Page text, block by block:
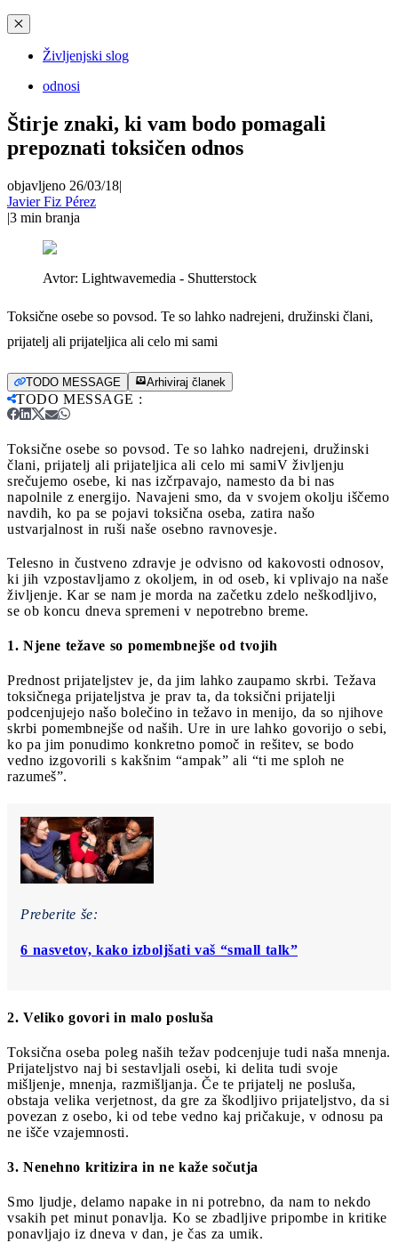
✕
Življenjski slog
odnosi
Štirje znaki, ki vam bodo pomagali
prepoznati toksičen odnos
objavljeno 26/03/18|
Javier Fiz Pérez
|3 min branja
Avtor: Lightwavemedia - Shutterstock
Toksične osebe so povsod. Te so lahko nadrejeni, družinski člani,
prijatelj ali prijateljica ali celo mi sami
TODO MESSAGE Arhiviraj članek
TODO MESSAGE :
Toksične osebe so povsod. Te so lahko nadrejeni, družinski
člani, prijatelj ali prijateljica ali celo mi samiV življenju
srečujemo osebe, ki nas izčrpavajo, namesto da bi nas
napolnile z energijo. Navajeni smo, da v svojem okolju iščemo
navdih, ko pa se pojavi toksična oseba, zatira našo
ustvarjalnost in ruši naše osebno ravnovesje.
Telesno in čustveno zdravje je odvisno od kakovosti odnosov,
ki jih vzpostavljamo z okoljem, in od oseb, ki vplivajo na naše
življenje. Kar se nam je morda na začetku zdelo neškodljivo,
se ob koncu dneva spremeni v nepotrebno breme.
1. Njene težave so pomembnejše od tvojih
Prednost prijateljstev je, da jim lahko zaupamo skrbi. Težava
toksičnega prijateljstva je prav ta, da toksični prijatelji
podcenjujejo našo bolečino in težavo in menijo, da so njihove
skrbi pomembnejše od naših. Ure in ure lahko govorijo o sebi,
ko pa jim ponudimo konkretno pomoč in rešitev, se bodo
vedno izgovorili s kakšnim “ampak” ali “ti me sploh ne
razumeš”.
Preberite še:
6 nasvetov, kako izboljšati vaš “small talk”
2. Veliko govori in malo posluša
Toksična oseba poleg naših težav podcenjuje tudi naša mnenja.
Prijateljstvo naj bi sestavljali osebi, ki delita tudi svoje
mišljenje, mnenja, razmišljanja. Če te prijatelj ne posluša,
obstaja velika verjetnost, da gre za škodljivo prijateljstvo, da si
povezan z osebo, ki od tebe vedno kaj pričakuje, v odnosu pa
ne išče vzajemnosti.
3. Nenehno kritizira in ne kaže sočutja
Smo ljudje, delamo napake in ni potrebno, da nam to nekdo
vsakih pet minut ponavlja. Ko se zbadljive pripombe in kritike
ponavljajo iz dneva v dan, je čas za umik.